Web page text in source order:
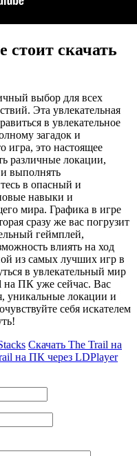
стоит скачать
выбор для всех
Эта увлекательная
в увлекательное
загадок и
игра, это настоящее
различные локации,
выполнять
в опасный и
навыки и
мира. Графика в игре
сразу же вас погрузит
геймплей,
влиять на ход
из самых лучших игр в
в увлекательный мир
на ПК уже сейчас. Вас
уникальные локации и
себя искателем
Скачать The Trail на
на ПК через LDPlayer